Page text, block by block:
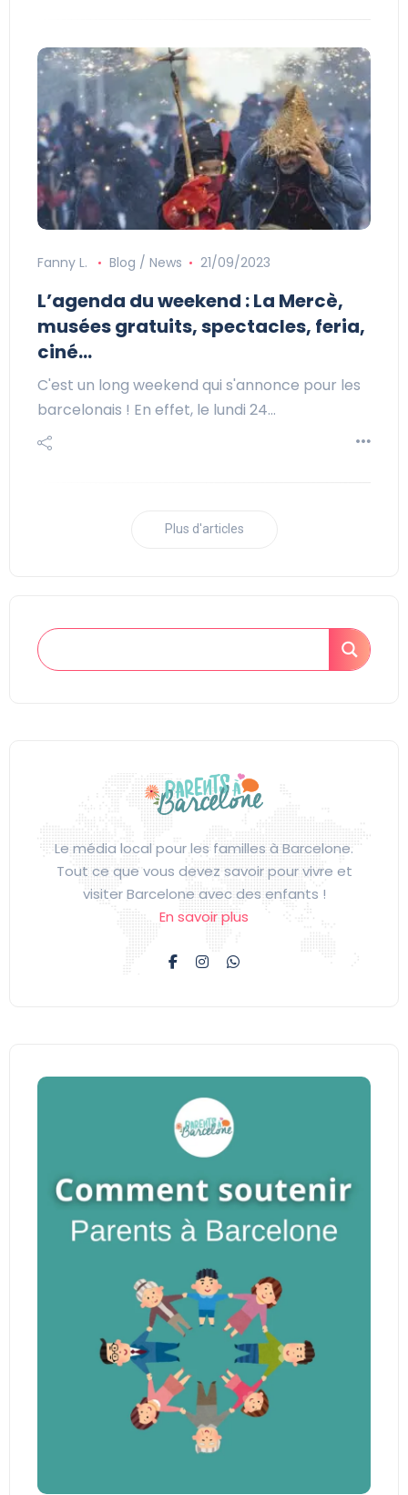
Fanny L. Blog / News 21/09/2023
L’agenda du weekend : La Mercè,
musées gratuits, spectacles, feria,
ciné…
C'est un long weekend qui s'annonce pour les
barcelonais ! En effet, le lundi 24…
Plus d'articles
Le média local pour les familles à Barcelone.
Tout ce que vous devez savoir pour vivre et
visiter Barcelone avec des enfants !
En savoir plus